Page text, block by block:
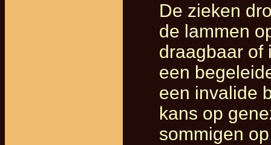
De zieken
de lammen
draagbaar of
een
een invalide
kans op
sommigen